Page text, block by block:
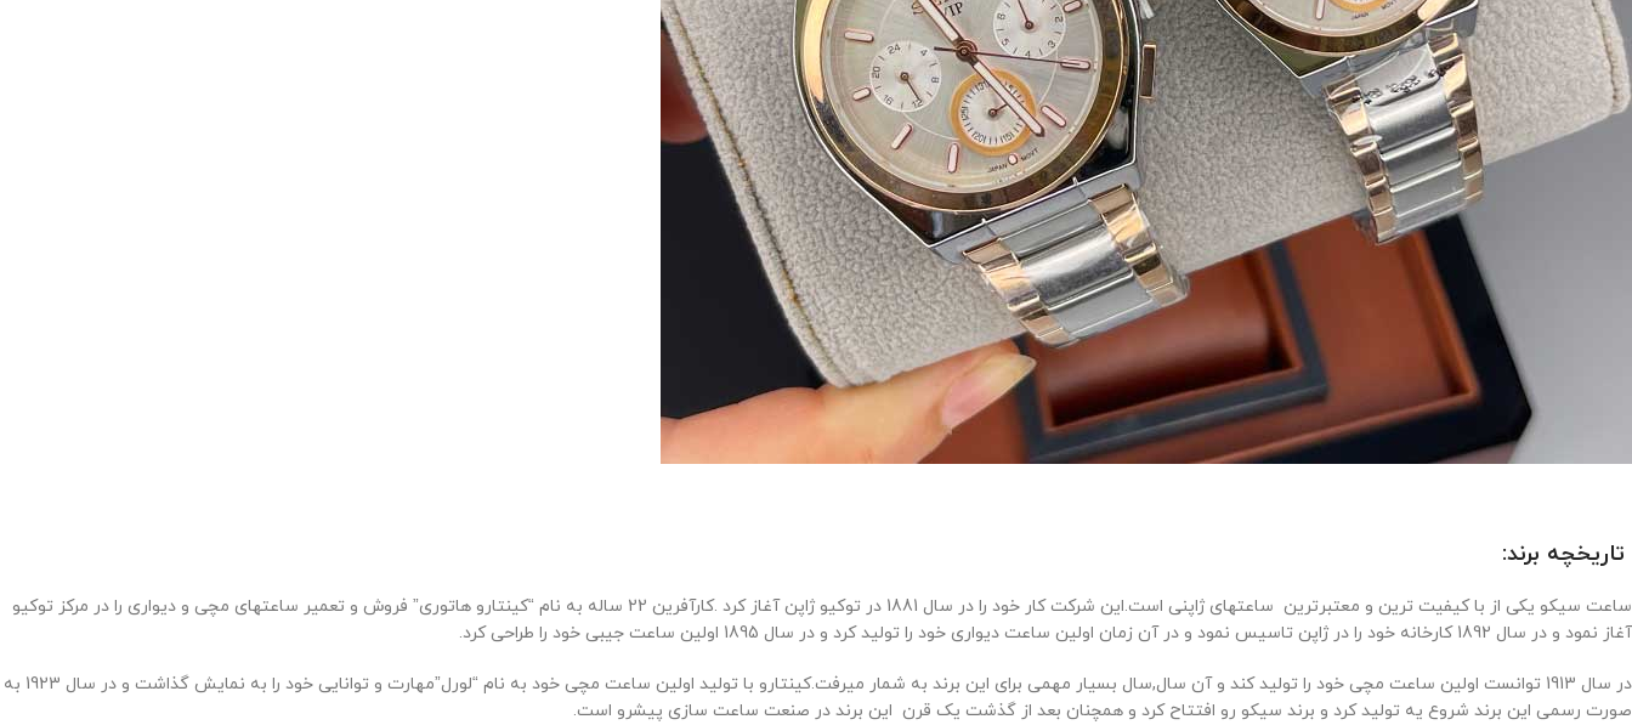
تاریخچه برند:
ساعت سیکو یکی از با کیفیت ترین و معتبرترین ساعتهای ژاپنی است.این شرکت کار خود را در سال 1881 در توکیو ژاپن آغاز کرد .کارآفرین 22 ساله به نام “کینتارو هاتوری” فروش و تعمیر ساعتهای مچی و دیواری را در مرکز توکیو
آغاز نمود و در سال 1892 کارخانه خود را در ژاپن تاسیس نمود و در آن زمان اولین ساعت دیواری خود را تولید کرد و در سال 1895 اولین ساعت جیبی خود را طراحی کرد.
در سال 1913 توانست اولین ساعت مچی خود را تولید کند و آن سال,سال بسیار مهمی برای این برند به شمار میرفت.کینتارو با تولید اولین ساعت مچی خود به نام “لورل”مهارت و توانایی خود را به نمایش گذاشت و در سال 1923 به
صورت رسمی این برند شروع یه تولید کرد و برند سیکو رو افتتاح کرد و همچنان بعد از گذشت یک قرن این برند در صنعت ساعت سازی پیشرو است.